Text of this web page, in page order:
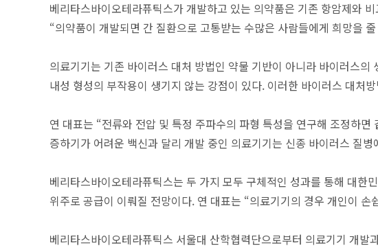
베리타스바이오테라퓨틱스가 개발하고 있는 의약품은 기존 항암제와
“의약품이 개발되면 간 질환으로 고통받는 수많은 사람들에게 희망을
의료기기는 기존 바이러스 대처 방법인 약물 기반이 아니라 바이러스
내성 형성의 부작용이 생기지 않는 강점이 있다. 이러한 바이러스 대처
연 대표는 “전류와 전압 및 특정 주파수의 파형 특성을 연구해 조정하
증하기가 어려운 백신과 달리 개발 중인 의료기기는 신종 바이러스 질
베리타스바이오테라퓨틱스는 두 가지 모두 구체적인 성과를 통해 대
위주로 공급이 이뤄질 전망이다. 연 대표는 “의료기기의 경우 개인이
베리타스바이오테라퓨틱스 서울대 산학협력단으로부터 의료기기 개